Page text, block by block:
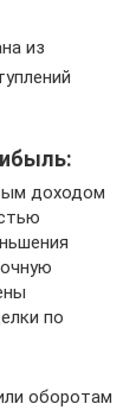
из
доходом
по
оборотам